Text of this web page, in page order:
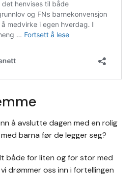
å avslutte dagen med en rolig
barna før de legger seg?
både for liten og for stor med
drømmer oss inn i fortellingen